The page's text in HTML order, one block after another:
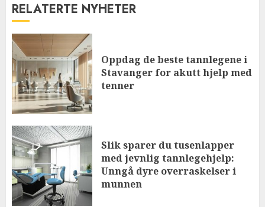
RELATERTE NYHETER
Oppdag de beste tannlegene i
Stavanger for akutt hjelp med
tenner
Slik sparer du tusenlapper
med jevnlig tannlegehjelp:
Unngå dyre overraskelser i
munnen